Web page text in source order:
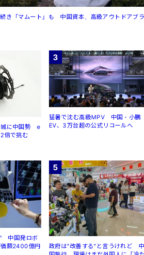
続き「マムート」も 中国資本、高級アウトドアブ
城に中国勢 e
倍で挑む
3
猛暑で沈む高級MPV 中国・小鵬
EV、3万台超の公式リコールへ
中国発ロボ
価額2400億円
5
政府は"改善する"と言うけれど